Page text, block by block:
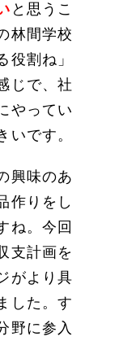
と思うこ
林間学校
役割ね」
じで、社
やってい
いです。
興味のあ
作りをし
ね。今回
支計画を
がより具
した。す
野に参入